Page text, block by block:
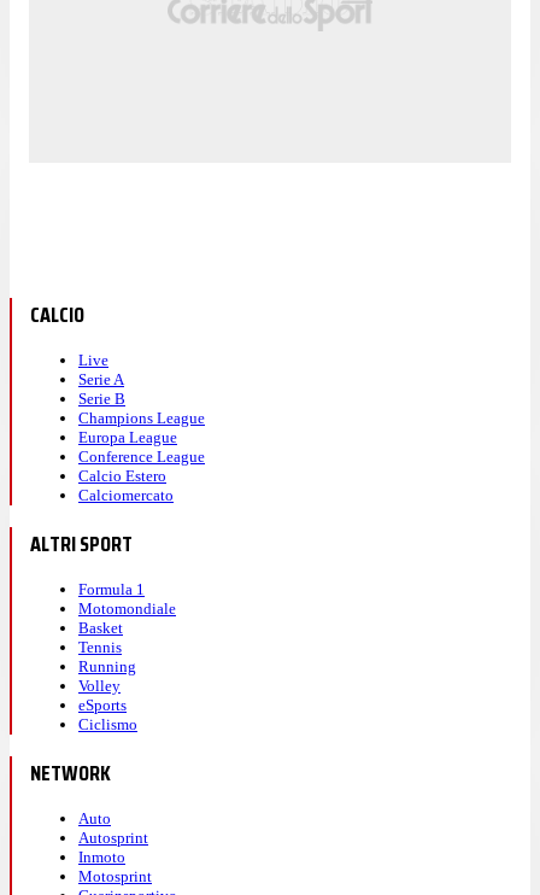
CALCIO
Live
Serie A
Serie B
Champions League
Europa League
Conference League
Calcio Estero
Calciomercato
ALTRI SPORT
Formula 1
Motomondiale
Basket
Tennis
Running
Volley
eSports
Ciclismo
NETWORK
Auto
Autosprint
Inmoto
Motosprint